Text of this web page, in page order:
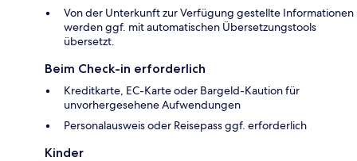
Von der Unterkunft zur Verfügung gestellte Informationen
werden ggf. mit automatischen Übersetzungstools
übersetzt.
Beim Check-in erforderlich
Kreditkarte, EC-Karte oder Bargeld-Kaution für
unvorhergesehene Aufwendungen
Personalausweis oder Reisepass ggf. erforderlich
Kinder